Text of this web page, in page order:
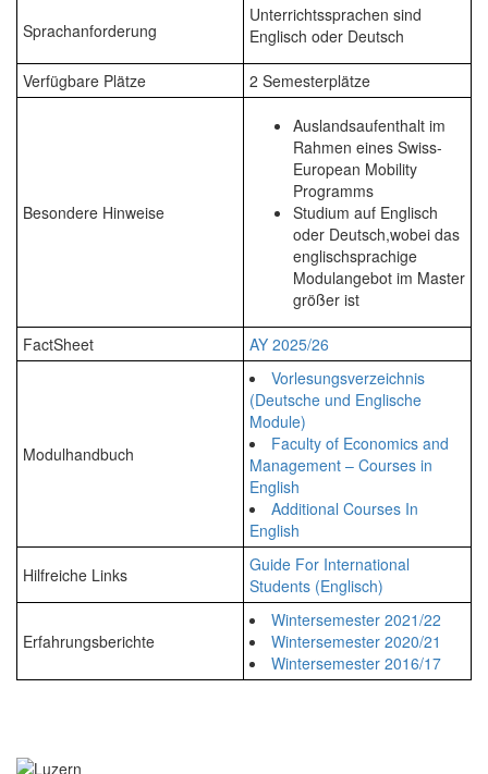
Sprachanforderung
Unterrichtssprachen sind
Englisch oder Deutsch
Verfügbare Plätze 2 Semesterplätze
Besondere Hinweise
Auslandsaufenthalt im
Rahmen eines Swiss-
European Mobility
Programms
Studium auf Englisch
oder Deutsch,wobei das
englischsprachige
Modulangebot im Master
größer ist
FactSheet AY 2025/26
Modulhandbuch
Vorlesungsverzeichnis
(Deutsche und Englische
Module)
Faculty of Economics and
Management – Courses in
English
Additional Courses In
English
Hilfreiche Links
Guide For International
Students (Englisch)
Erfahrungsberichte
Wintersemester 2021/22
Wintersemester 2020/21
Wintersemester 2016/17